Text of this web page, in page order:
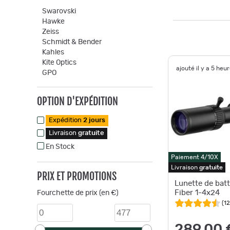
Swarovski
Hawke
Zeiss
Schmidt & Bender
Kahles
Kite Optics
GPO
OPTION D'EXPÉDITION
Expédition 2 jours
Livraison gratuite
En Stock
PRIX ET PROMOTIONS
Fourchette de prix (en €)
ajouté il y a 5
Paiement 4/10X
Livraison gratuite
Lunette de
Fiber 1-4x24
(